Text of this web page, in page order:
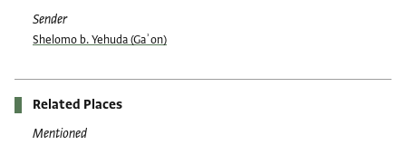
Sender
Shelomo b. Yehuda (Gaʾon)
Related Places
Mentioned